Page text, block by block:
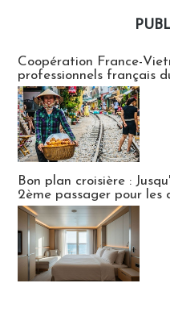
Coopération France-
professionnels français
Bon plan croisière :
2ème passager pour les